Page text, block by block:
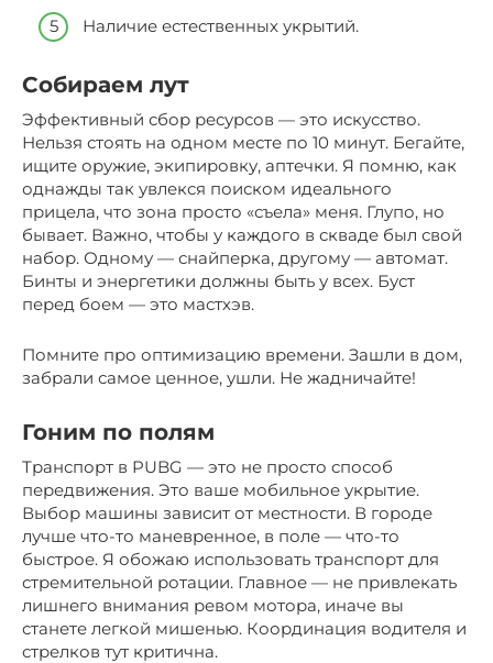
Наличие естественных укрытий.
Собираем лут
Эффективный сбор ресурсов — это искусство.
Нельзя стоять на одном месте по 10 минут. Бегайте,
ищите оружие, экипировку, аптечки. Я помню, как
однажды так увлекся поиском идеального
прицела, что зона просто «съела» меня. Глупо, но
бывает. Важно, чтобы у каждого в скваде был свой
набор. Одному — снайперка, другому — автомат.
Бинты и энергетики должны быть у всех. Буст
перед боем — это мастхэв.
Помните про оптимизацию времени. Зашли в дом,
забрали самое ценное, ушли. Не жадничайте!
Гоним по полям
Транспорт в PUBG — это не просто способ
передвижения. Это ваше мобильное укрытие.
Выбор машины зависит от местности. В городе
лучше что-то маневренное, в поле — что-то
быстрое. Я обожаю использовать транспорт для
стремительной ротации. Главное — не привлекать
лишнего внимания ревом мотора, иначе вы
станете легкой мишенью. Координация водителя и
стрелков тут критична.